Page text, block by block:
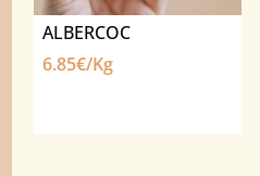
ALBERCOC
6.85€/Kg